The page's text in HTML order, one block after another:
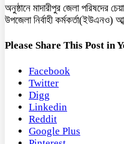
অনুষ্ঠানে মাদারীপুর জেলা পরিষদের
উপজেলা নির্বাহী
Please Share This Post in
Facebook
Twitter
Digg
Linkedin
Reddit
Google Plus